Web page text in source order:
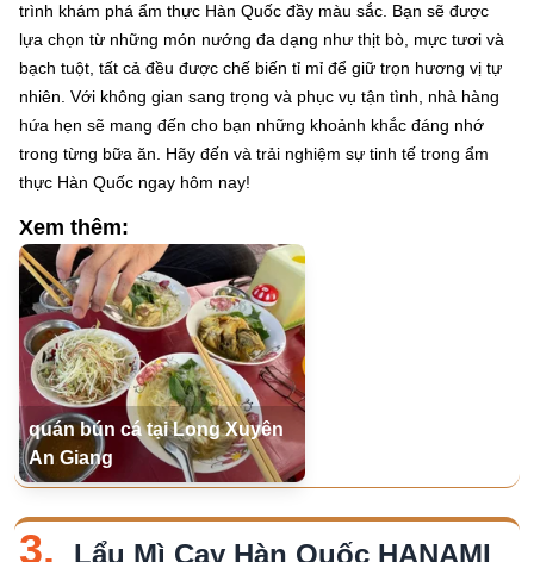
trình khám phá ẩm thực Hàn Quốc đầy màu sắc. Bạn sẽ được
lựa chọn từ những món nướng đa dạng như thịt bò, mực tươi và
bạch tuột, tất cả đều được chế biến tỉ mỉ để giữ trọn hương vị tự
nhiên. Với không gian sang trọng và phục vụ tận tình, nhà hàng
hứa hẹn sẽ mang đến cho bạn những khoảnh khắc đáng nhớ
trong từng bữa ăn. Hãy đến và trải nghiệm sự tinh tế trong ẩm
thực Hàn Quốc ngay hôm nay!
Xem thêm:
quán bún cá tại Long Xuyên
An Giang
3. Lẩu Mì Cay Hàn Quốc HANAMI